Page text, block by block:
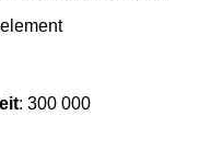
: 300 000